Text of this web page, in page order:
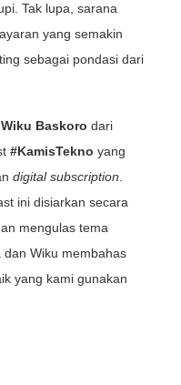
Tak lupa, sarana
yang semakin
sebagai pondasi dari
Wiku Baskoro dari
#KamisTekno yang
digital subscription
ini disiarkan secara
mengulas tema
Wiku membahas
yang kami gunakan